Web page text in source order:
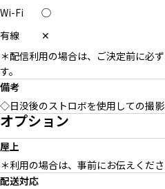
Wi-Fi
◯
有線
✕
＊配信利用の場合は、ご決定前に必
す。
備考
◇日没後のストロボを使用しての撮影
オプション
屋上
＊利用の場合は、事前にお伝えくださ
配送対応